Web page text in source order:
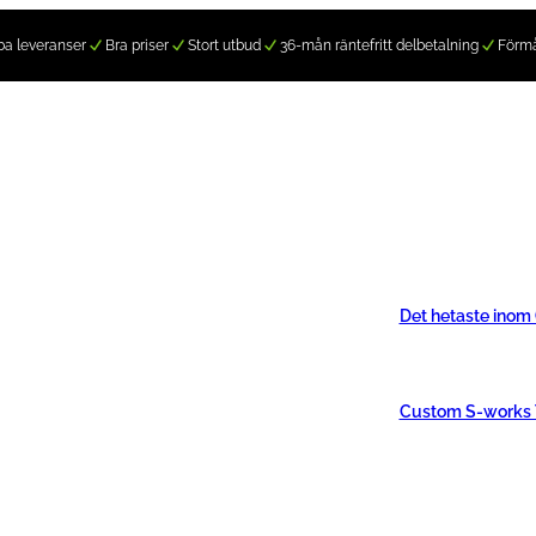
leveranser Bra priser Stort utbud 36-mån räntefritt delbetalning
Det hetaste inom
Custom S-works